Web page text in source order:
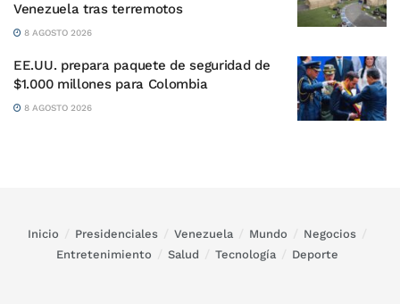
Venezuela tras terremotos
8 AGOSTO 2026
EE.UU. prepara paquete de seguridad de
$1.000 millones para Colombia
8 AGOSTO 2026
Inicio Presidenciales Venezuela Mundo
Negocios
Entretenimiento
Salud Tecnología Deporte